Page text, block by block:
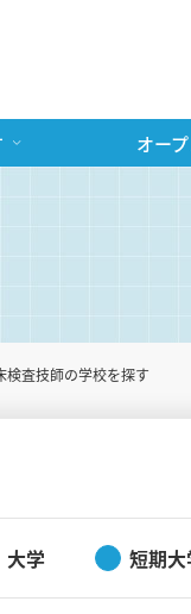
オー
検査技師の学校を探す
大学 短期